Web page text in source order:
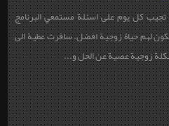
تجيب كل يوم على اسئلة مستمعي البرنامج
لهم حياة زوجية افضل. سافرت عطية الى
زوجية عصية عن الحل و...